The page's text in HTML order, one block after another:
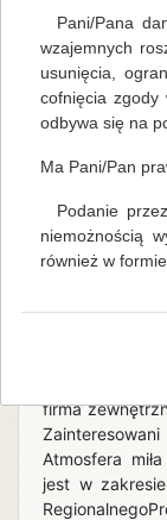
dzieci.
zaskoczyły
itrafnie wytłum
Kompetencje
Mariola Huzar,
Od
firma
Atmosfera
jest w
Pani/Pana
wzajemnych
usunięcia,
cofnięcia zgody
odbywa się na
Ma Pani/Pan
Podanie
niemożnością
również w